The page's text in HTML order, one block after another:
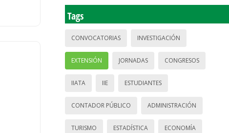
Tags
CONVOCATORIAS INVESTIGACIÓN
EXTENSIÓN JORNADAS CONGRESOS
IIATA IIE ESTUDIANTES
CONTADOR PÚBLICO ADMINISTRACIÓN
TURISMO ESTADÍSTICA ECONOMÍA